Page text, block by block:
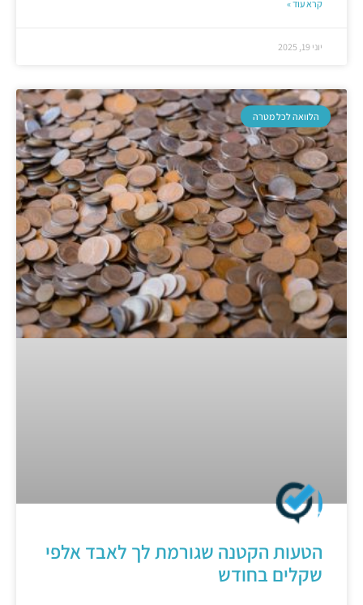
קרא עוד »
יוני 19, 2025
הלוואה לכל מטרה
הטעות הקטנה שגורמת לך לאבד אלפי
שקלים בחודש